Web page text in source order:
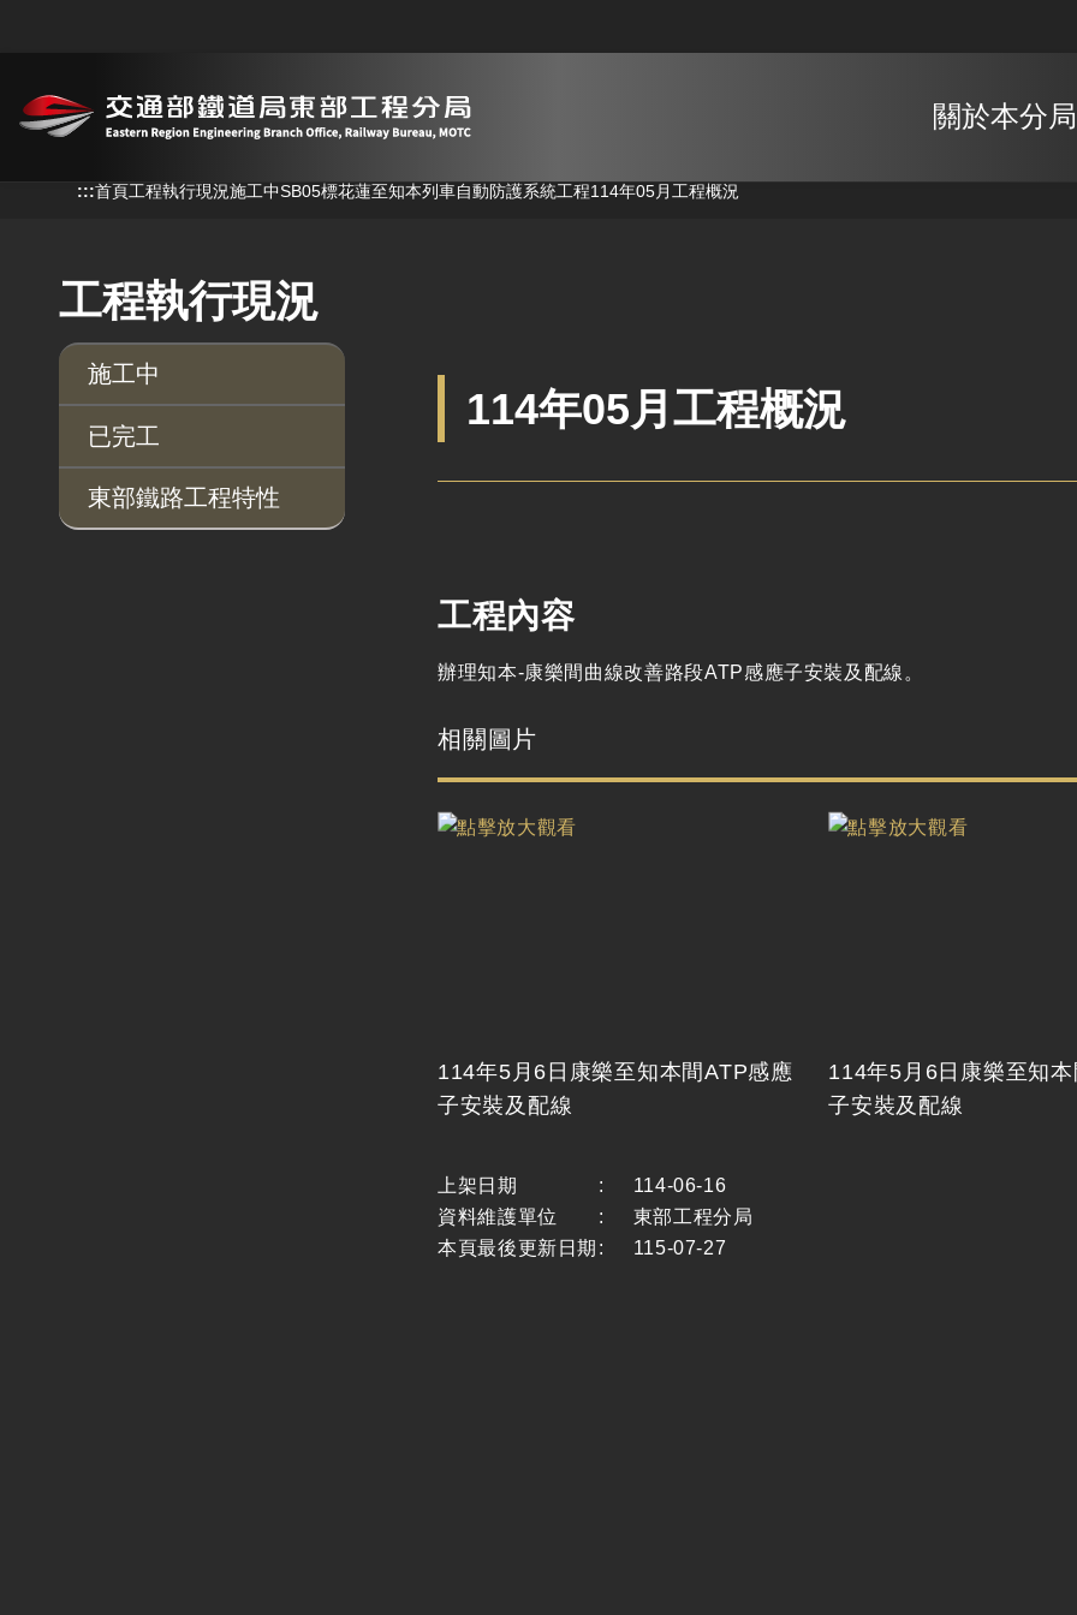
關於本分局
:::首頁工程執行現況施工中SB05標花蓮至知本列車自動防護系統工程114年05月工程概況
工程執行現況
施工中
已完工
東部鐵路工程特性
114年05月工程概況
工程內容
辦理知本-康樂間曲線改善路段ATP感應子安裝及配線。
相關圖片
114年5月6日康樂至知本間ATP感應
子安裝及配線
114年5月6日康樂至知
子安裝及配線
上架日期 :
114-06-16
資料維護單位
:
東部工程分局
本頁最後更新日期 : 115-07-27